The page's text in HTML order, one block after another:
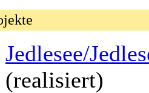
Jedlesee/
(realisiert)